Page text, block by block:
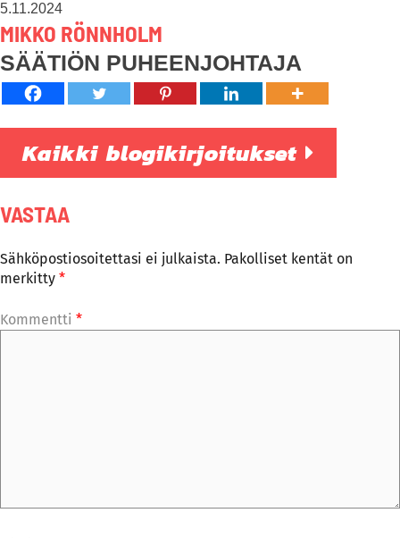
5.11.2024
MIKKO RÖNNHOLM
SÄÄTIÖN PUHEENJOHTAJA
Kaikki blogikirjoitukset
VASTAA
Sähköpostiosoitettasi ei julkaista. Pakolliset kentät on
merkitty *
Kommentti *